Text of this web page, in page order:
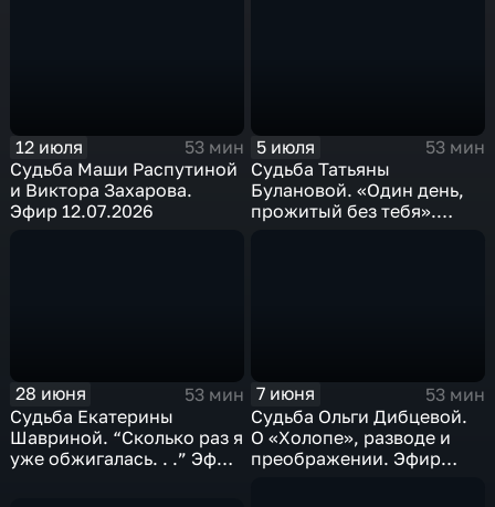
12 июля
53 мин
Судьба Маши Распутиной
и Виктора Захарова.
Эфир 12.07.2026
5 июля
53 мин
Судьба Татьяны
Булановой. «Один день,
прожитый без тебя».
28 июня
53 мин
Судьба Екатерины
Шавриной. “Сколько раз я
уже обжигалась. . .” Эфир
7 июня
53 мин
Судьба Ольги Дибцевой.
О «Холопе», разводе и
преображении. Эфир